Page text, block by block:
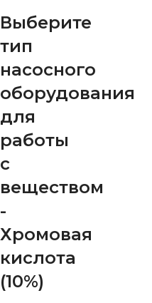
Выберите
тип
насосного
оборудования
для
работы
с
веществом
-
Хромовая
кислота
(10%)